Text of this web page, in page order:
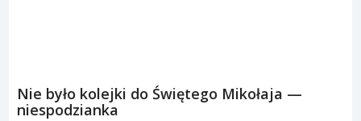
Nie było kolejki do Świętego Mikołaja —
niespodzianka